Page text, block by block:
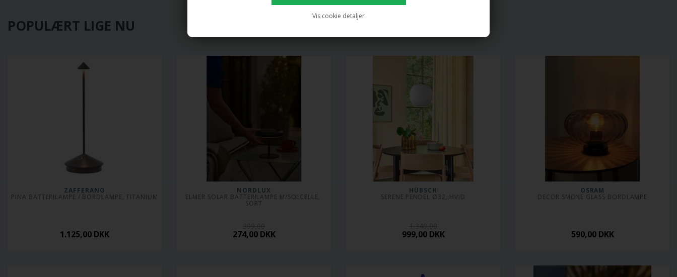
Vis cookie detaljer
POPULÆRT LIGE NU
ZAFFERANO
PINA BATTERILAMPE / BORDLAMPE, TITANIUM
1.125,00 DKK
NORDLUX
ELMER SOLAR BATTERILAMPE M/SOLCELLE,
SORT
274,00 DKK
HÜBSCH
SERENE PENDEL Ø32, HVID
999,00 DKK
OSRAM
DECOR SMOKE GLASS BORDLAMPE
590,00 DKK